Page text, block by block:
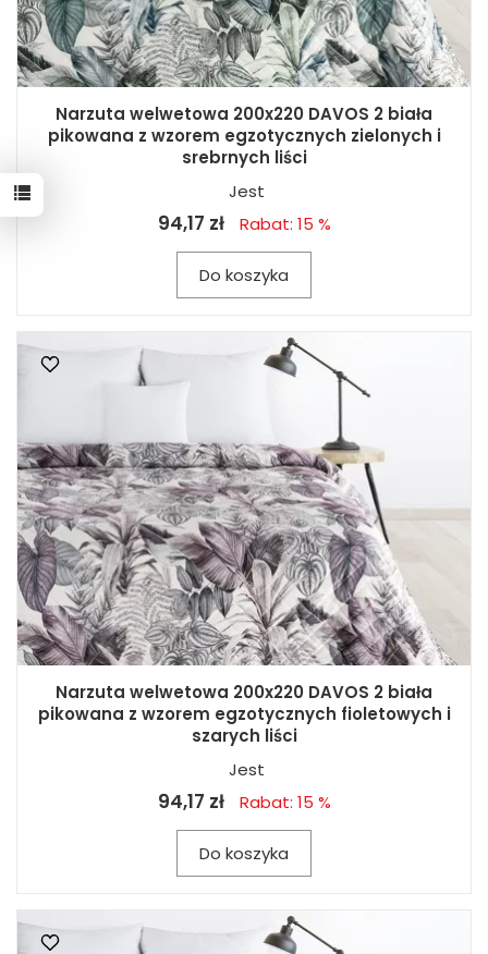
Narzuta welwetowa 200x220 DAVOS 2 biała
pikowana z wzorem egzotycznych zielonych i
srebrnych liści
Jest
94,17 zł Rabat: 15 %
Do koszyka
Narzuta welwetowa 200x220 DAVOS 2 biała
pikowana z wzorem egzotycznych fioletowych i
szarych liści
Jest
94,17 zł Rabat: 15 %
Do koszyka